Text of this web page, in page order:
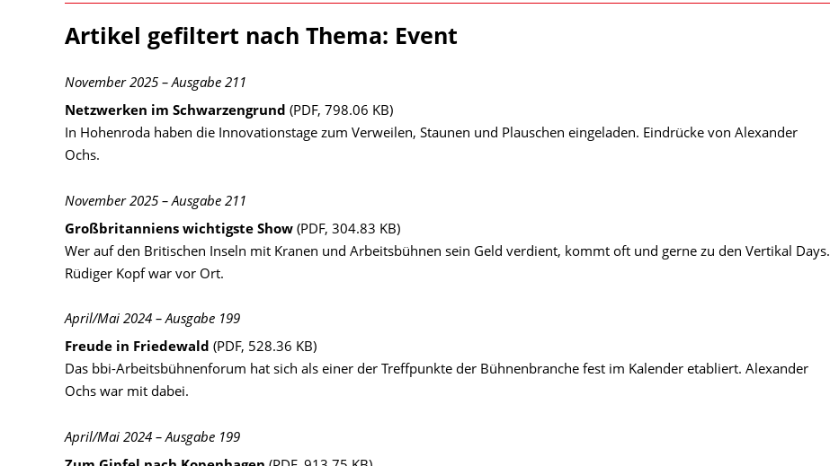
Artikel gefiltert nach Thema: Event
November 2025 – Ausgabe 211
Netzwerken im Schwarzengrund (PDF, 798.06 KB)
In Hohenroda haben die Innovationstage zum Verweilen, Staunen und Plauschen eingeladen. Eindrücke von Alexander
Ochs.
November 2025 – Ausgabe 211
Großbritanniens wichtigste Show (PDF, 304.83 KB)
Wer auf den Britischen Inseln mit Kranen und Arbeitsbühnen sein Geld verdient, kommt oft und gerne zu den Vertikal Days.
Rüdiger Kopf war vor Ort.
April/Mai 2024 – Ausgabe 199
Freude in Friedewald (PDF, 528.36 KB)
Das bbi-Arbeitsbühnenforum hat sich als einer der Treffpunkte der Bühnenbranche fest im Kalender etabliert. Alexander
Ochs war mit dabei.
April/Mai 2024 – Ausgabe 199